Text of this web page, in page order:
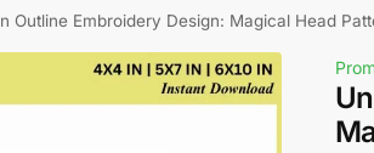
Outline Embroidery Design: Magical Head